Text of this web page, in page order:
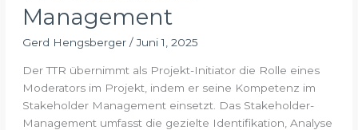
Management
Gerd Hengsberger /Juni 1, 2025
Der TTR übernimmt als Projekt-Initiator die Rolle eines
Moderators im Projekt, indem er seine Kompetenz im
Stakeholder Management einsetzt. Das Stakeholder-
Management umfasst die gezielte Identifikation, Analyse